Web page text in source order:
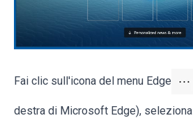
Fai clic sull'icona del menu Edge
destra di Microsoft Edge), seleziona